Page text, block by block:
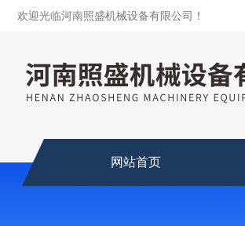
欢迎光临河南照盛机械设备有限公司！
网站首页